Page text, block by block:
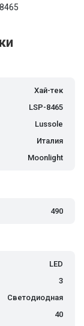
Хай-тек
LSP-8465
Lussole
Италия
Moonlight
490
LED
3
Светодиодная
40